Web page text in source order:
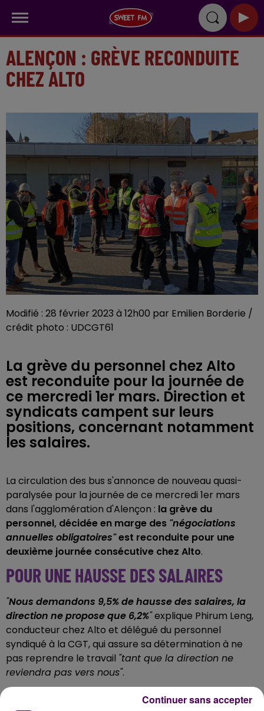
ALENÇON : GRÈVE RECONDUITE
CHEZ ALTO
Modifié : 28 février 2023 à 12h00 par Emilien Borderie /
crédit photo : UDCGT61
La grève du personnel chez Alto
est reconduite pour la journée de
ce mercredi 1er mars. Direction et
syndicats campent sur leurs
positions, concernant notamment
les salaires.
La circulation des bus s'annonce de nouveau quasi-
paralysée pour la journée de ce mercredi 1er mars
dans l'agglomération d'Alençon : la grève du
personnel, décidée en marge des "négociations
annuelles obligatoires"est reconduite pour une
deuxième journée consécutive chez Alto.
POUR UNE HAUSSE DES SALAIRES
"Nous demandons 9,5% de hausse des salaires, la
direction ne propose que 6,2%"explique Phirum Leng,
conducteur chez Alto et délégué du personnel
syndiqué à la CGT, qui assure sa détermination à ne
pas reprendre le travail "tant que la direction ne
reviendra pas vers nous".
FIN DE LA SEMAINE DE QUATRE JOURS
Continuer sans accepter